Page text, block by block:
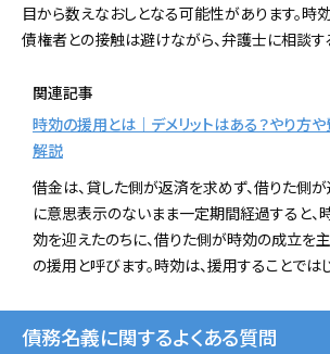
目から数えなおしとなる可能性があります。時
債権者との接触は避けながら、弁護士に相談す
関連記事
時効の援用とは｜デメリットはある？やり方
解説
借金は、貸した側が返済を求めず、借りた側
に意思表示のないまま一定期間経過すると、
効を迎えたのちに、借りた側が時効の成立を
の援用と呼びます。時効は、援用することで
債務名義に関するよくある質問